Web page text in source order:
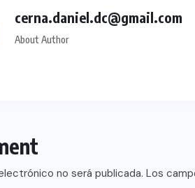
cerna.daniel.dc@gmail.com
About Author
no será publicada. Los